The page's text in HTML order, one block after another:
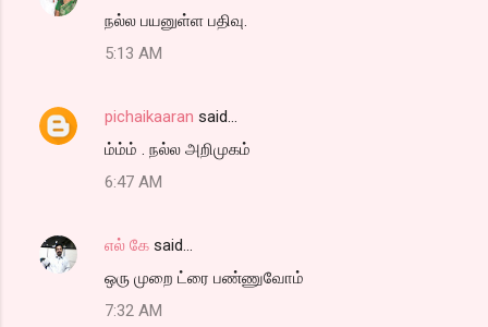
நல்ல பயனுள்ள பதிவு.
5:13 AM
pichaikaaran said…
ம்ம்ம் . நல்ல அறிமுகம்
6:47 AM
எல் கே said…
ஒரு முறை ட்ரை பண்ணுவோம்
7:32 AM